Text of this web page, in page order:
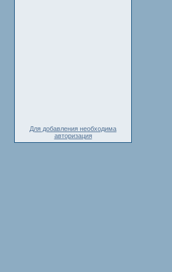
Для добавления необходима
авторизация